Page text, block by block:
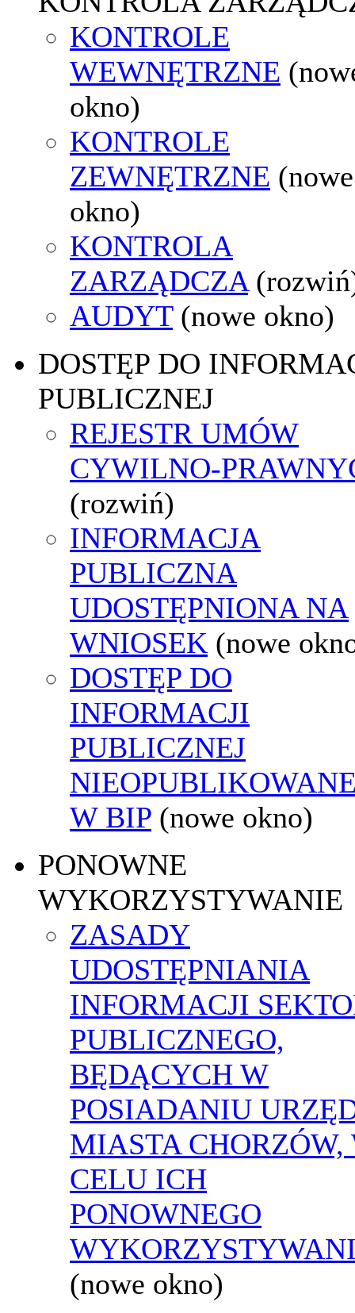
KONTROLE
WEWNĘTRZNE
okno)
KONTROLE
ZEWNĘTRZNE (nowe
okno)
KONTROLA
ZARZĄDCZA
AUDYT (nowe okno)
DOSTĘP DO
PUBLICZNEJ
REJESTR UMÓW
CYWILNO-
(rozwiń)
INFORMACJA
PUBLICZNA
UDOSTĘPNIONA NA
WNIOSEK (nowe
DOSTĘP DO
INFORMACJI
PUBLICZNEJ
W BIP (nowe okno)
PONOWNE
WYKORZYSTYWANIE
ZASADY
UDOSTĘPNIANIA
INFORMACJI
PUBLICZNEGO,
BĘDĄCYCH W
POSIADANIU
MIASTA CHORZÓW,
CELU ICH
PONOWNEGO
(nowe okno)